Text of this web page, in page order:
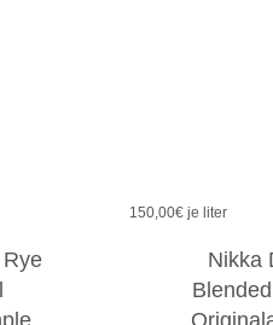
150,00€ je liter
Nikka